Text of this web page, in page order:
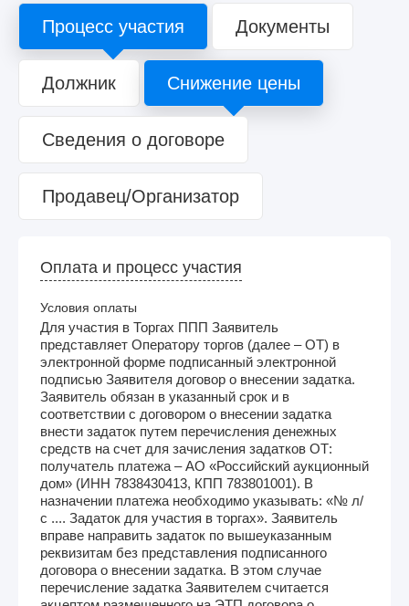
Процесс участия Документы
Должник Снижение цены
Сведения о договоре
Продавец/Организатор
Оплата и процесс участия
Условия оплаты
Для участия в Торгах ППП Заявитель
представляет Оператору торгов (далее – ОТ) в
электронной форме подписанный электронной
подписью Заявителя договор о внесении задатка.
Заявитель обязан в указанный срок и в
соответствии с договором о внесении задатка
внести задаток путем перечисления денежных
средств на счет для зачисления задатков ОТ:
получатель платежа – АО «Российский аукционный
дом» (ИНН 7838430413, КПП 783801001). В
назначении платежа необходимо указывать: «№ л/
с .... Задаток для участия в торгах». Заявитель
вправе направить задаток по вышеуказанным
реквизитам без представления подписанного
договора о внесении задатка. В этом случае
перечисление задатка Заявителем считается